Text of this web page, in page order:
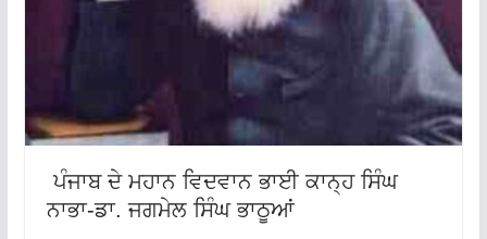
ਪੰਜਾਬ ਦੇ ਮਹਾਨ ਵਿਦਵਾਨ ਭਾਈ ਕਾਨ੍ਹ ਸਿੰਘ
ਨਾਭਾ-ਡਾ. ਜਗਮੇਲ ਸਿੰਘ ਭਾਠੂਆਂ